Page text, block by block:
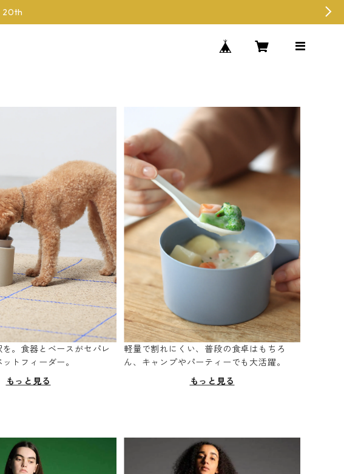
20th
。食器とベースがセパレ
トフィーダー。
もっと見る
軽量で割れにくい、普段の食卓はもちろ
ん、キャンプやパーティーでも大活躍。
もっと見る